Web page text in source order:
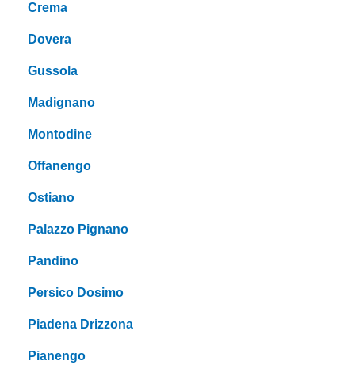
Crema
Dovera
Gussola
Madignano
Montodine
Offanengo
Ostiano
Palazzo Pignano
Pandino
Persico Dosimo
Piadena Drizzona
Pianengo